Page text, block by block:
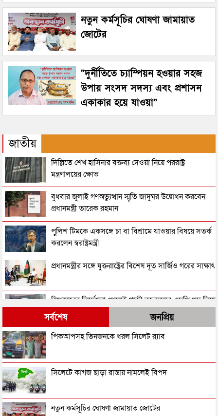
নতুন কর্মসূচির ঘোষণা জামায়াত
জোটের
“দুর্নীতিতে চ্যাম্পিয়ন হওয়ার সহজ
উপায় সংসদ সদস্য এবং প্রশাসন
একাকার হয়ে যাওয়া”
জাতীয়
দিল্লিতে শেখ হাসিনার বক্তব্য দেওয়া নিয়ে পররাষ্ট্র
মন্ত্রণালয়ের ক্ষোভ
বুধবার জুলাই গণঅভ্যুত্থান স্মৃতি জাদুঘর উদ্বোধন করবেন
প্রধানমন্ত্রী তারেক রহমান
পুলিশ টিমকে একসঙ্গে চা বা বিশ্রামে যাওয়ার বিষয়ে সতর্ক
করলেন স্বরাষ্ট্রমন্ত্রী
প্রধানমন্ত্রীর সঙ্গে যুক্তরাষ্ট্রের বিশেষ দূত সার্জিও গরের সাক্ষাৎ
স্পিকারের নির্দেশনা পেলেই গাজী নজরুলের এমপি পদ নিয়ে
সিদ্ধান্ত নেবে ইসি
সাবেক রাষ্ট্রপতি সাহাবুদ্দিন ও আবদুল হামিদের বিরুদ্ধে
রাষ্ট্রপতি পদ থেকে পদত্যাগ করছেন মোহাম্মদ সাহাবুদ্দিন!
তরুণীর সাথে ভিডিও: গাজী নজরুলকে এমপি পদ ছাড়তে
সর্বশেষ জনপ্রিয়
পিকআপসহ তিনজনকে ধরল সিলেট র‌্যাব
সিলেটে কাগজ ছাড়া রাস্তায় নামলেই বিপদ
নতুন কর্মসূচির ঘোষণা জামায়াত জোটের